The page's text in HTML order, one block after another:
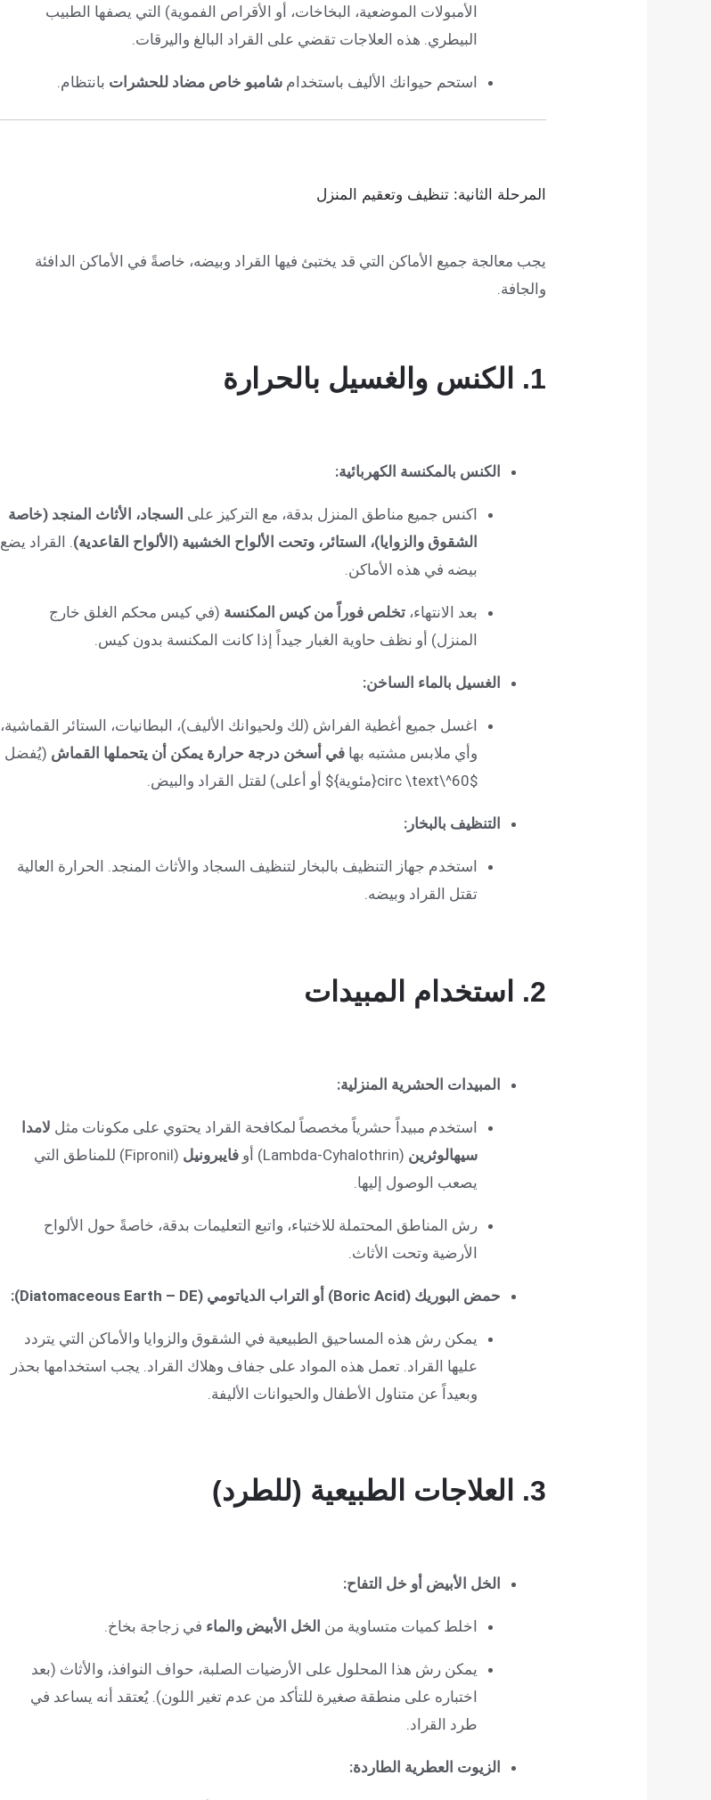
الأمبولات الموضعية، البخاخات، أو الأقراص الفموية) التي يصفها الطبيب
البيطري. هذه العلاجات تقضي على القراد البالغ واليرقات.
استحم حيوانك الأليف باستخدام شامبو خاص مضاد للحشرات بانتظام.
المرحلة الثانية: تنظيف وتعقيم المنزل
يجب معالجة جميع الأماكن التي قد يختبئ فيها القراد وبيضه، خاصةً في الأماكن الدافئة
والجافة.
1. الكنس والغسيل بالحرارة
الكنس بالمكنسة الكهربائية:
اكنس جميع مناطق المنزل بدقة، مع التركيز على السجاد، الأثاث المنجد (خاصة
الشقوق والزوايا)، الستائر، وتحت الألواح الخشبية (الألواح القاعدية). القراد يضع
بيضه في هذه الأماكن.
بعد الانتهاء، تخلص فوراً من كيس المكنسة (في كيس محكم الغلق خارج
المنزل) أو نظف حاوية الغبار جيداً إذا كانت المكنسة بدون كيس.
الغسيل بالماء الساخن:
اغسل جميع أغطية الفراش (لك ولحيوانك الأليف)، البطانيات، الستائر القماشية،
وأي ملابس مشتبه بها في أسخن درجة حرارة يمكن أن يتحملها القماش (يُفضل
$60^\circ \text{مئوية}$
أو أعلى) لقتل القراد والبيض.
التنظيف بالبخار:
استخدم جهاز التنظيف بالبخار لتنظيف السجاد والأثاث المنجد. الحرارة العالية
تقتل القراد وبيضه.
2. استخدام المبيدات
المبيدات الحشرية المنزلية:
استخدم مبيداً حشرياً مخصصاً لمكافحة القراد يحتوي على مكونات مثل لامدا
سيهالوثرين (Lambda-Cyhalothrin) أو فايبرونيل
(Fipronil) للمناطق التي
يصعب الوصول إليها.
رش المناطق المحتملة للاختباء، واتبع التعليمات بدقة، خاصةً حول الألواح
الأرضية وتحت الأثاث.
حمض البوريك (Boric Acid) أو التراب الدياتومي (Diatomaceous Earth – DE):
يمكن رش هذه المساحيق الطبيعية في الشقوق والزوايا والأماكن التي يتردد
عليها القراد. تعمل هذه المواد على جفاف وهلاك القراد. يجب استخدامها بحذر
وبعيداً عن متناول الأطفال والحيوانات الأليفة.
3. العلاجات الطبيعية (للطرد)
الخل الأبيض أو خل التفاح:
اخلط كميات متساوية من الخل الأبيض والماء في زجاجة بخاخ.
يمكن رش هذا المحلول على الأرضيات الصلبة، حواف النوافذ، والأثاث (بعد
اختباره على منطقة صغيرة للتأكد من عدم تغير اللون). يُعتقد أنه يساعد في
طرد القراد.
الزيوت العطرية الطاردة: